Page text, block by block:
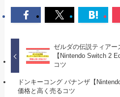
ゼルダの伝説ティアー
【Nintendo Switch 2
コツ
ドンキーコング バナンザ【
価格と高く売るコツ